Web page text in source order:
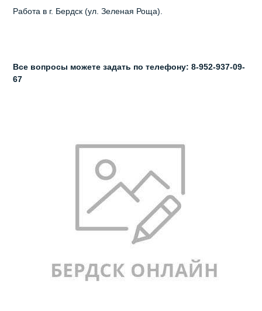
Работа в г. Бердск (ул. Зеленая Роща).
Все вопросы можете задать по телефону: 8-952-937-09-
67